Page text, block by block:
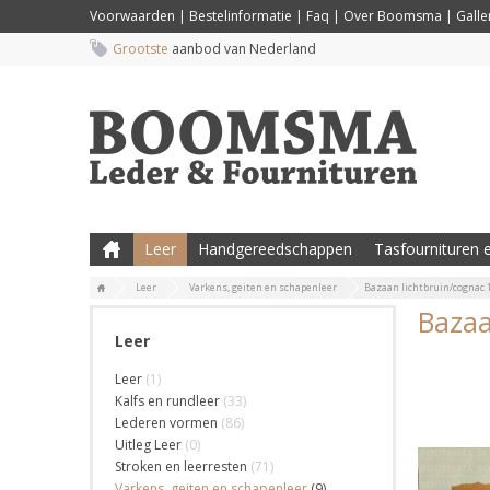
Voorwaarden | Bestelinformatie | Faq | Over Boomsma |
Grootste aanbod van Nederland
Leer Handgereedschappen Tasfournituren
Leer Varkens, geiten en schapenleer Bazaan lichtbruin/cognac
Leer
Leer (1)
Kalfs en rundleer (33)
Lederen vormen (86)
Uitleg Leer (0)
Stroken en leerresten (71)